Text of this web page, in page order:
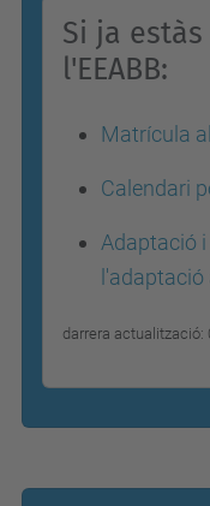
Si ja
l'EEABB:
Matrícula
Calendari
Adaptació
l'adaptació
darrera